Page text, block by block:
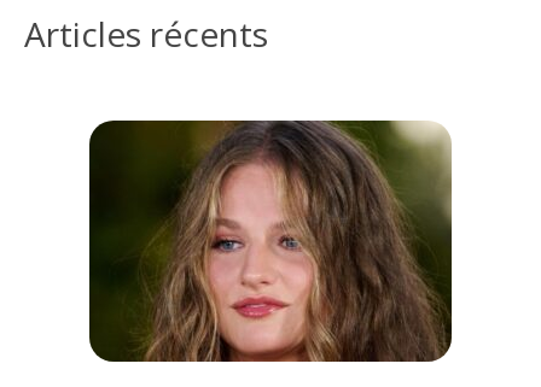
Articles récents